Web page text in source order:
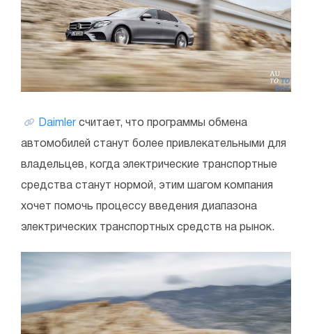
Daimler считает, что программы обмена
автомобилей станут более привлекательными для
владельцев, когда электрические транспортные
средства станут нормой, этим шагом компания
хочет помочь процессу введения диапазона
электрических транспортных средств на рынок.